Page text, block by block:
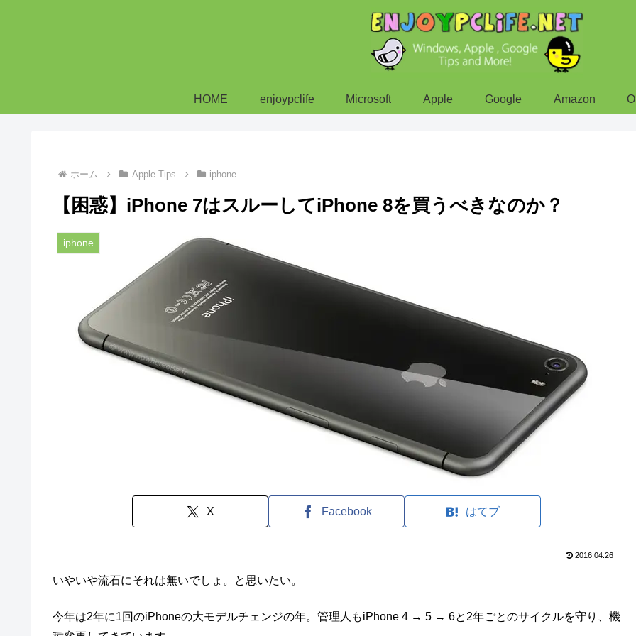
HOME enjoypclife Microsoft Apple Google Amazon
ホーム Apple Tips iphone
【困惑】iPhone 7はスルーしてiPhone 8を買うべきなのか？
iphone
X Facebook はてブ
2016.04.26
いやいや流石にそれは無いでしょ。と思いたい。
今年は2年に1回のiPhoneの大モデルチェンジの年。管理人もiPhone 4 → 5 → 6と2年ごとのサイクルを守り、機